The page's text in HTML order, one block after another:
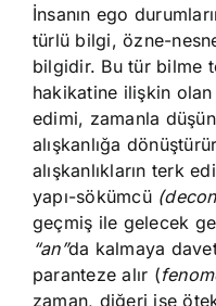
İnsanın ego
türlü bilgi, özne-
bilgidir. Bu tür bilme
hakikatine ilişkin
edimi, zamanla
alışkanlığa
alışkanlıkların terk
yapı-sökümcü
geçmiş ile gelecek
“an”da kalmaya
paranteze alır (
zaman, diğeri ise